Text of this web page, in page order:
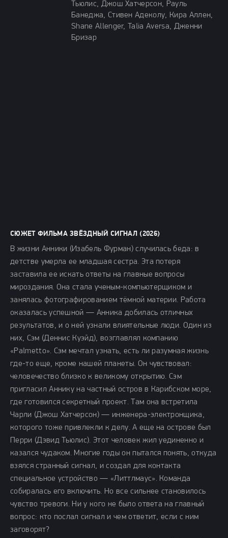
Тьюлис, Джош Хатчерсон, Рауль
Банеджа, Стивен Адеколу, Кира Аллен,
Shane Allenger, Talia Aversa, Дженни
Бризар
СЮЖЕТ ФИЛЬМА ЗВЁЗДНЫЙ СИГНАЛ (2026)
В жизни Анники (Изабель Фурман) случилась беда: в
детстве умерла ее младшая сестра. Эта потеря
заставила ее искать ответы на главные вопросы
мироздания. Она стала ученым-компьютерщиком и
занялась фотографированием тёмной материи. Работа
оказалась успешной — Анника добилась отличных
результатов, и о ней узнали влиятельные люди. Один из
них, Сэм (Деннис Куэйд), возглавлял компанию
«Palmetto». Сэм мечтал узнать, есть ли разумная жизнь
где-то еще, кроме нашей планеты. Он чувствовал:
человечество близко к великому открытию. Сэм
пригласил Аннику на частный остров в Карибском море,
где готовился секретный проект. Там она встретила
Чарли (Джош Хатчерсон) — инженера-электронщика,
которого тоже привлекли к делу. А еще на острове был
Перри (Дэвид Тьюлис). Этот человек жил уединенно и
казался чудаком. Многие годы он пытался понять, откуда
взялся странный сигнал, и создал для контакта
специальное устройство — «Литтлмаус». Команда
собиралась его включить. Но все сильнее становилось
чувство тревоги. Ни у кого не было ответа на главный
вопрос: кто послал сигнал и чем ответит, если с ним
заговорят?